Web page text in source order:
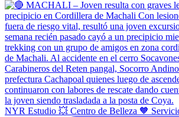
NYR Estudio 💥 Centro de Belleza 🧡